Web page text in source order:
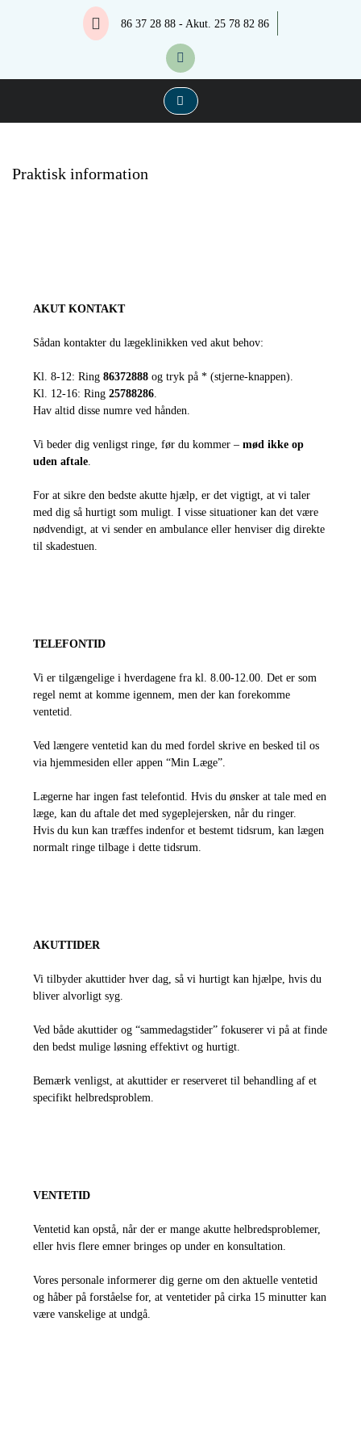
Lægerne Ulrich & Stork
Lægerne Ulrich & Stork
86 37 28 88 - Akut. 25 78 82 86
Praktisk information
AKUT KONTAKT
Sådan kontakter du lægeklinikken ved akut behov:
Kl. 8-12: Ring 86372888og tryk på * (stjerne-knappen).
Kl. 12-16: Ring 25788286.
Hav altid disse numre ved hånden.
Vi beder dig venligst ringe, før du kommer – mød ikke op
uden aftale.
For at sikre den bedste akutte hjælp, er det vigtigt, at vi taler
med dig så hurtigt som muligt. I visse situationer kan det være
nødvendigt, at vi sender en ambulance eller henviser dig direkte
til skadestuen.
TELEFONTID
Vi er tilgængelige i hverdagene fra kl. 8.00-12.00. Det er som
regel nemt at komme igennem, men der kan forekomme
ventetid.
Ved længere ventetid kan du med fordel skrive en besked til os
via hjemmesiden eller appen “Min Læge”.
Lægerne har ingen fast telefontid. Hvis du ønsker at tale med en
læge, kan du aftale det med sygeplejersken, når du ringer.
Hvis du kun kan træffes indenfor et bestemt tidsrum, kan lægen
normalt ringe tilbage i dette tidsrum.
AKUTTIDER
Vi tilbyder akuttider hver dag, så vi hurtigt kan hjælpe, hvis du
bliver alvorligt syg.
Ved både akuttider og “sammedagstider” fokuserer vi på at finde
den bedst mulige løsning effektivt og hurtigt.
Bemærk venligst, at akuttider er reserveret til behandling af et
specifikt helbredsproblem.
VENTETID
Ventetid kan opstå, når der er mange akutte helbredsproblemer,
eller hvis flere emner bringes op under en konsultation.
Vores personale informerer dig gerne om den aktuelle ventetid
og håber på forståelse for, at ventetider på cirka 15 minutter kan
være vanskelige at undgå.